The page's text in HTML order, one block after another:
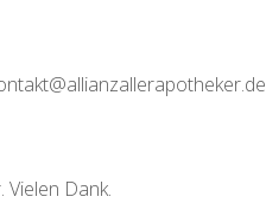
Dank.